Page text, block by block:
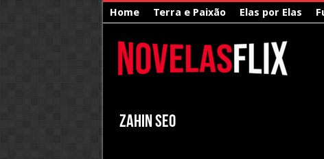
Home Terra e Paixão Elas por Elas
Zahin SEO